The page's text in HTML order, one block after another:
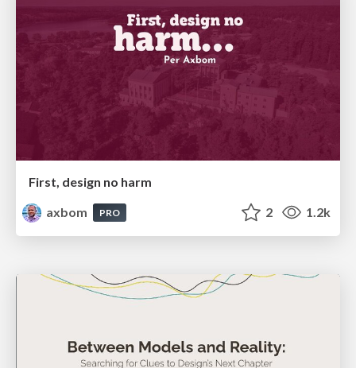
First, design no harm
axbom
PRO 2 1.2k